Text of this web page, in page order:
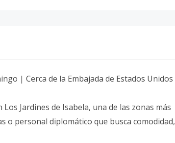
| Cerca de la Embajada de Estados Unidos
Jardines de Isabela, una de las zonas más
o personal diplomático que busca comodidad,